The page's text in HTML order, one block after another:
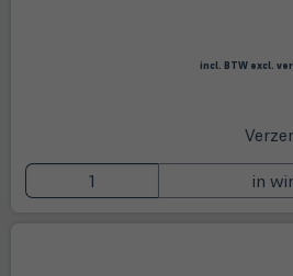
incl. BTW excl.
in